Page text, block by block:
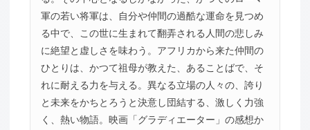
軍の若い将軍は、自分や仲間の過酷な運命を見つめ
る中で、この世に生まれて翻弄される人間の悲しみ
に絶望と虚しさを味わう。アフリカから来た仲間の
ひとりは、かつて祖母が教えた、あることばで、そ
れに耐える力を与える。異なる立場の人々の、誇り
と未来をかちとろうと決意し団結する、激しく力強
く、熱い物語。映画「グラディエーター」の感想か